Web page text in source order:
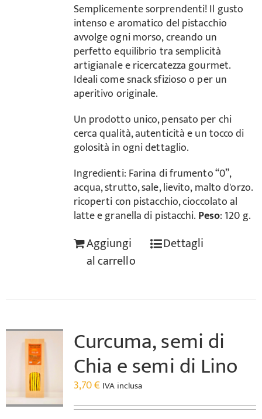
Semplicemente sorprendenti! Il gusto
intenso e aromatico del pistacchio
avvolge ogni morso, creando un
perfetto equilibrio tra semplicità
artigianale e ricercatezza gourmet.
Ideali come snack sfizioso o per un
aperitivo originale.
Un prodotto unico, pensato per chi
cerca qualità, autenticità e un tocco di
golosità in ogni dettaglio.
Ingredienti: Farina di frumento “0”,
acqua, strutto, sale, lievito, malto d'orzo.
ricoperti con pistacchio, cioccolato al
latte e granella di pistacchi. Peso: 120 g.
Aggiungi
al carrello
Dettagli
Curcuma, semi di
Chia e semi di Lino
3,70€ IVA inclusa